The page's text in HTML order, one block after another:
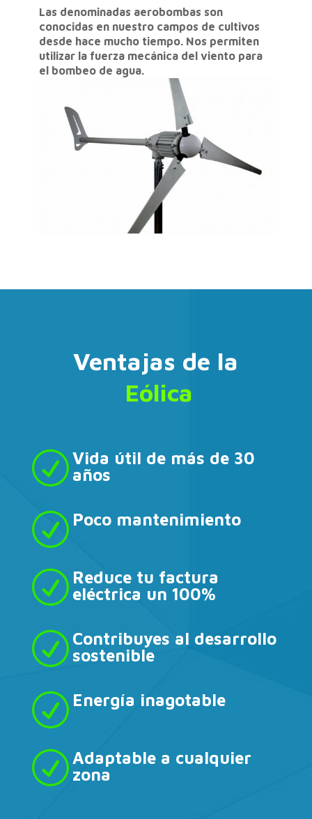
Las denominadas aerobombas son
conocidas en nuestro campos de cultivos
desde hace mucho tiempo. Nos permiten
utilizar la fuerza mecánica del viento para
el bombeo de agua.
Ventajas de la
Eólica
RVida útil de más de 30
años
R Poco mantenimiento
R Reduce tu factura
eléctrica un 100%
R Contribuyes al desarrollo
sostenible
R Energía inagotable
RAdaptable a cualquier
zona